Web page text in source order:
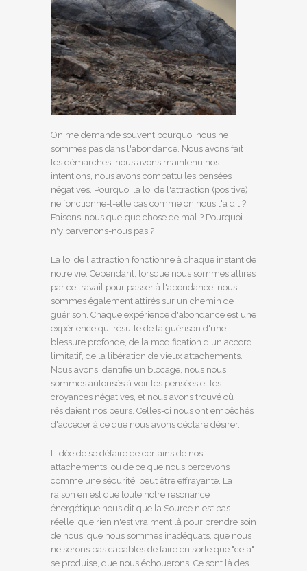
On me demande souvent pourquoi nous ne
sommes pas dans l'abondance. Nous avons fait
les démarches, nous avons maintenu nos
intentions, nous avons combattu les pensées
négatives. Pourquoi la loi de l'attraction (positive)
ne fonctionne-t-elle pas comme on nous l'a dit ?
Faisons-nous quelque chose de mal ? Pourquoi
n'y parvenons-nous pas ?
La loi de l'attraction fonctionne à chaque instant de
notre vie. Cependant, lorsque nous sommes attirés
par ce travail pour passer à l'abondance, nous
sommes également attirés sur un chemin de
guérison. Chaque expérience d'abondance est une
expérience qui résulte de la guérison d'une
blessure profonde, de la modification d'un accord
limitatif, de la libération de vieux attachements.
Nous avons identifié un blocage, nous nous
sommes autorisés à voir les pensées et les
croyances négatives, et nous avons trouvé où
résidaient nos peurs. Celles-ci nous ont empêchés
d'accéder à ce que nous avons déclaré désirer.
L'idée de se défaire de certains de nos
attachements, ou de ce que nous percevons
comme une sécurité, peut être effrayante. La
raison en est que toute notre résonance
énergétique nous dit que la Source n'est pas
réelle, que rien n'est vraiment là pour prendre soin
de nous, que nous sommes inadéquats, que nous
ne serons pas capables de faire en sorte que "cela"
se produise, que nous échouerons. Ce sont là des